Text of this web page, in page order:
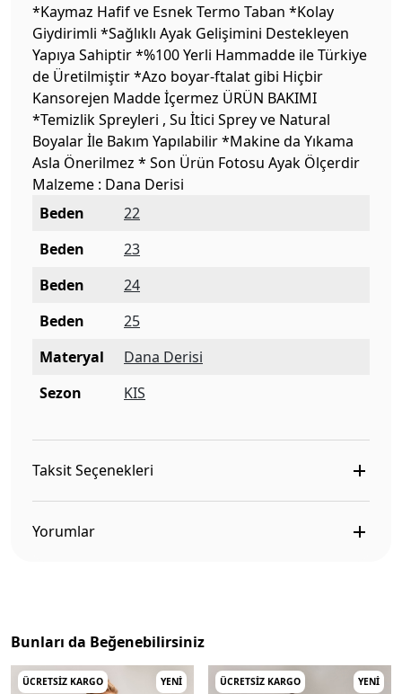
*Kaymaz Hafif ve Esnek Termo Taban *Kolay
Giydirimli *Sağlıklı Ayak Gelişimini Destekleyen
Yapıya Sahiptir *%100 Yerli Hammadde ile Türkiye
de Üretilmiştir *Azo boyar-ftalat gibi Hiçbir
Kansorejen Madde İçermez ÜRÜN BAKIMI
*Temizlik Spreyleri , Su İtici Sprey ve Natural
Boyalar İle Bakım Yapılabilir *Makine da Yıkama
Asla Önerilmez * Son Ürün Fotosu Ayak Ölçerdir
Malzeme : Dana Derisi
Beden
22
Beden
23
Beden
24
Beden
25
Materyal
Dana Derisi
Sezon
KIS
Taksit Seçenekleri
Yorumlar
Bunları da Beğenebilirsiniz
ÜCRETSIZ KARGO YENI ÜCRETSIZ KARGO YENI